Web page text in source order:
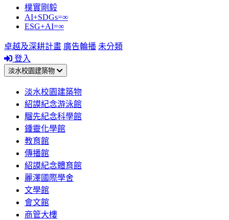
樸實剛毅
AI+SDGs=∞
ESG+AI=∞
卓越及深耕計畫 廣告輪播 未分類
登入
淡水校園建築物
淡水校園建築物
紹謨紀念游泳館
騮先紀念科學館
鍾靈化學館
教育館
傳播館
紹謨紀念體育館
麗澤國際學舍
文學館
會文館
商管大樓